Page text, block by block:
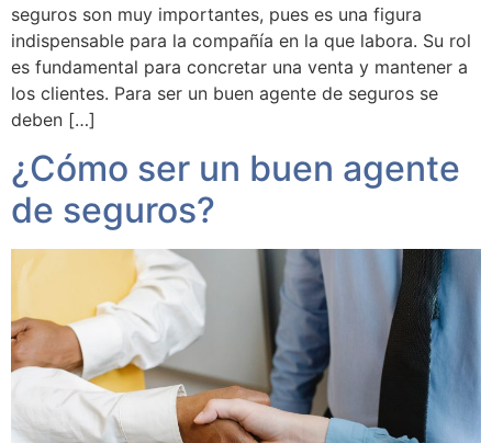
seguros son muy importantes, pues es una figura
indispensable para la compañía en la que labora. Su rol
es fundamental para concretar una venta y mantener a
los clientes. Para ser un buen agente de seguros se
deben […]
¿Cómo ser un buen agente
de seguros?